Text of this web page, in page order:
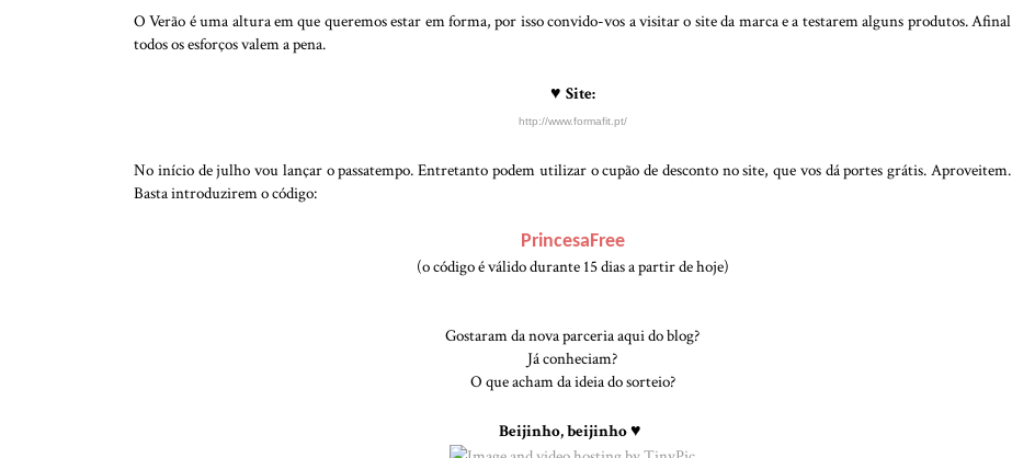
O Verão é uma altura em que queremos estar em forma, por isso convido-vos a visitar o site da marca e a testarem alguns produtos. Afinal
todos os esforços valem a pena.
♥ Site:
http://www.formafit.pt/
No início de julho vou lançar o passatempo. Entretanto podem utilizar o cupão de desconto no site, que vos dá portes grátis. Aproveitem.
Basta introduzirem o código:
PrincesaFree
(o código é válido durante 15 dias a partir de hoje)
Gostaram da nova parceria aqui do blog?
Já conheciam?
O que acham da ideia do sorteio?
Beijinho, beijinho♥